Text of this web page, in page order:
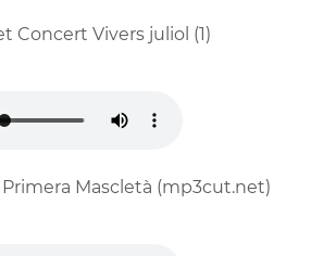
Concert Vivers juliol (1)
Primera Mascletà (mp3cut.net)